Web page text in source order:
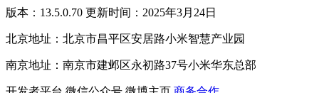
版本：13.5.0.70 更新时间：2025年3月24日
北京地址：北京市昌平区安居路小米智慧产业园
南京地址：南京市建邺区永初路37号小米华东总部